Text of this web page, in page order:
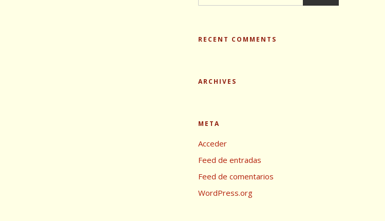
RECENT COMMENTS
ARCHIVES
META
Acceder
Feed de entradas
Feed de comentarios
WordPress.org